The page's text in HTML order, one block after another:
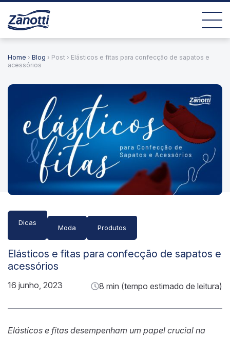
Home › Blog › Post › Elásticos e fitas para confecção de sapatos e
acessórios
Dicas
Moda Produtos
Elásticos e fitas para confecção de sapatos e
acessórios
16 junho, 2023 8 min (tempo estimado de leitura)
Elásticos e fitas desempenham um papel crucial na